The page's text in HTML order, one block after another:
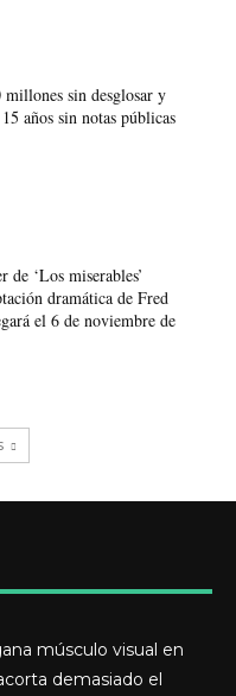
sin desglosar y
años sin notas públicas
‘Los miserables’
dramática de Fred
el 6 de noviembre de
músculo visual en
demasiado el